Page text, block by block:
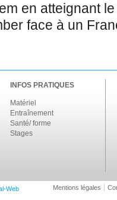
en atteignant
face à un
INFOS PRATIQUES
Matériel
Entraînement
Santé/ forme
Stages
Web Mentions légales